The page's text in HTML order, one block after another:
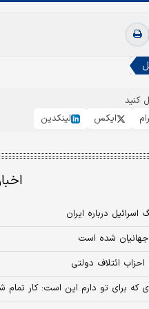
کنید
ایکس لینکدین
درباره ایران
شده است
ائتلاف دولتی
که برای تو دارم این است: کار